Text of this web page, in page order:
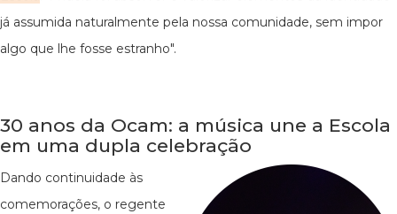
já assumida naturalmente pela nossa comunidade, sem impor
algo que lhe fosse estranho".
30 anos da Ocam: a música une a Escola
em uma dupla celebração
Dando continuidade às
comemorações, o regente